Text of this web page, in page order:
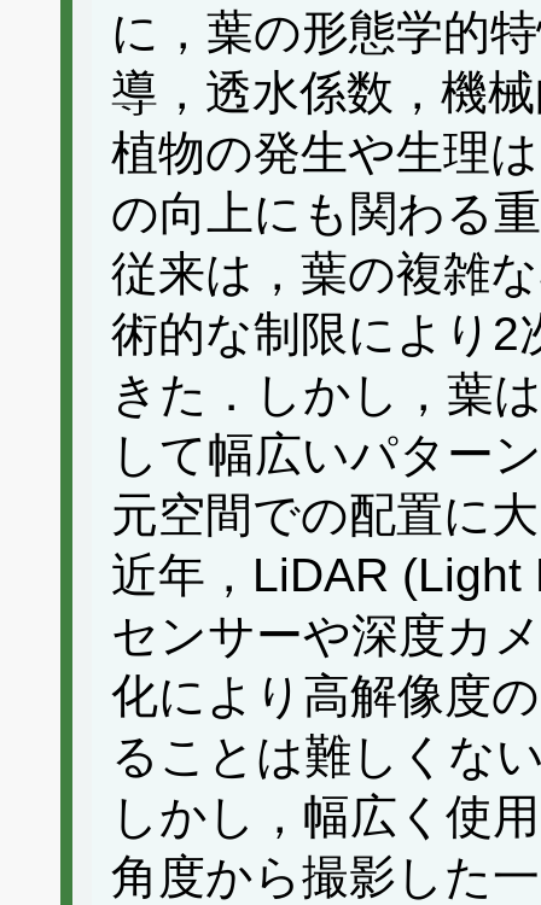
に，葉の形態学的
導，透水係数，機
植物の発生や生理
の向上にも関わる
従来は，葉の複雑
術的な制限により2
きた．しかし，葉
して幅広いパター
元空間での配置に
近年，LiDAR
センサーや深度カ
化により高解像度
ることは難しくな
しかし，幅広く使
角度から撮影した